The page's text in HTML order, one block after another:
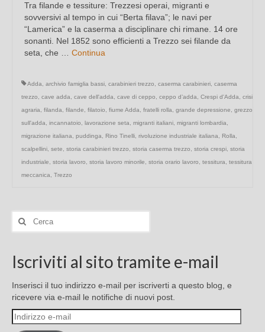
Tra filande e tessiture: Trezzesi operai, migranti e
sovversivi al tempo in cui “Berta filava”; le navi per
“Lamerica” e la caserma a disciplinare chi rimane. 14 ore
sonanti. Nel 1852 sono efficienti a Trezzo sei filande da
seta, che … Continua
Adda archivio famiglia bassi carabinieri trezzo caserma carabinieri caserma
trezzo
cave adda cave dell'adda cave di ceppo ceppo d’adda Crespi d'Adda
crisi
agraria
filanda filande filatoio fiume Adda fratelli rolla grande depressione
grezzo
sull'adda
incannatoio lavorazione seta migranti italiani migranti lombardia
migrazione italiana
puddinga Rino Tinelli rivoluzione industriale italiana Rolla
scalpellini sete storia carabinieri trezzo storia caserma trezzo storia crespi storia
industriale
storia lavoro storia lavoro minorile storia orario lavoro tessitura
tessitura
meccanica
Trezzo
Cerca:
Iscriviti al sito tramite e-mail
Inserisci il tuo indirizzo e-mail per iscriverti a questo blog, e
ricevere via e-mail le notifiche di nuovi post.
Indirizzo
e-